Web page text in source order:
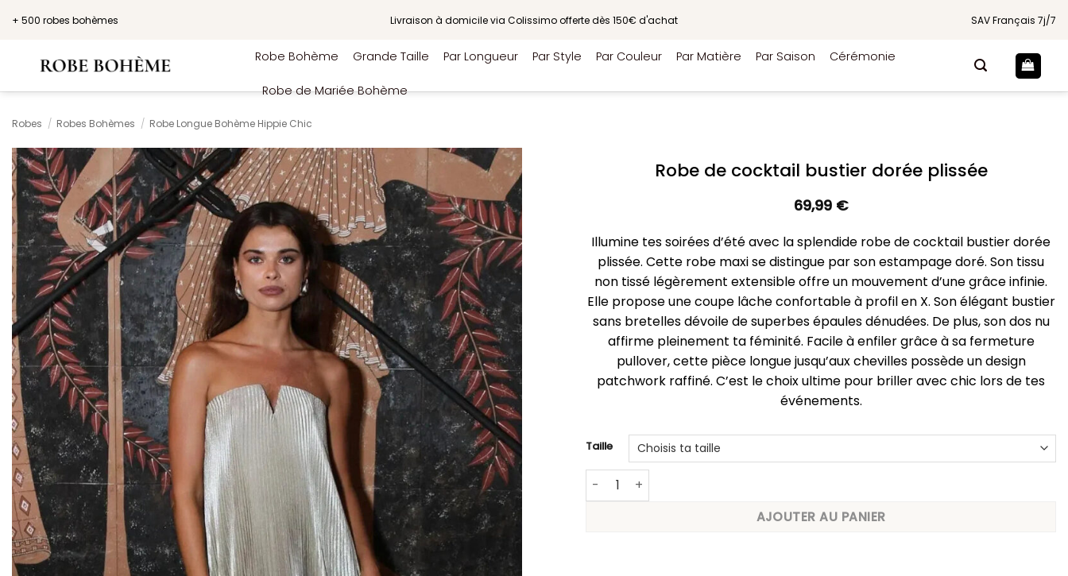
+ 500 robes bohèmes Livraison à domicile via Colissimo offerte dès 150€ d'achat SAV Français 7j/7
Robe Bohème Grande Taille Par Longueur Par Style Par Couleur Par Matière Par Saison Cérémonie
Robe de Mariée Bohème
Robes / Robes Bohèmes / Robe Longue Bohème Hippie Chic
Robe de cocktail bustier dorée plissée
69,99 €
Illumine tes soirées d’été avec la splendide robe de cocktail bustier dorée
plissée. Cette robe maxi se distingue par son estampage doré. Son tissu
non tissé légèrement extensible offre un mouvement d’une grâce infinie.
Elle propose une coupe lâche confortable à profil en X. Son élégant bustier
sans bretelles dévoile de superbes épaules dénudées. De plus, son dos nu
affirme pleinement ta féminité. Facile à enfiler grâce à sa fermeture
pullover, cette pièce longue jusqu’aux chevilles possède un design
patchwork raffiné. C’est le choix ultime pour briller avec chic lors de tes
événements.
Taille
quantité de Robe de cocktail bustier dorée plissée
AJOUTER AU PANIER